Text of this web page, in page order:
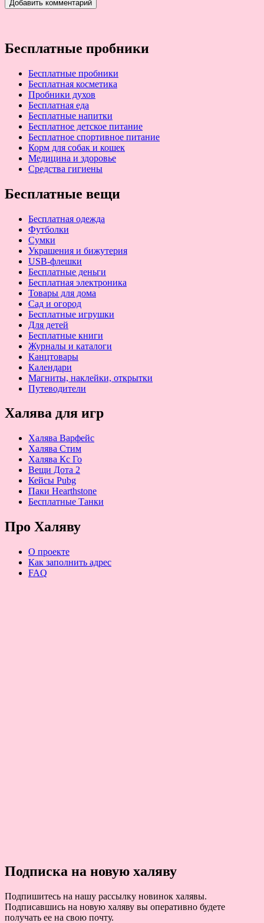
Бесплатные пробники
Бесплатные пробники
Бесплатная косметика
Пробники духов
Бесплатная еда
Бесплатные напитки
Бесплатное детское питание
Бесплатное спортивное питание
Корм для собак и кошек
Медицина и здоровье
Средства гигиены
Бесплатные вещи
Бесплатная одежда
Футболки
Сумки
Украшения и бижутерия
USB-флешки
Бесплатные деньги
Бесплатная электроника
Товары для дома
Сад и огород
Бесплатные игрушки
Для детей
Бесплатные книги
Журналы и каталоги
Канцтовары
Календари
Магниты, наклейки, открытки
Путеводители
Халява для игр
Халява Варфейс
Халява Стим
Халява Кс Го
Вещи Дота 2
Кейсы Pubg
Паки Hearthstone
Бесплатные Танки
Про Халяву
О проекте
Как заполнить адрес
FAQ
Подписка на новую халяву
Подпишитесь на нашу рассылку новинок халявы.
Подписавшись на новую халяву вы оперативно будете
получать ее на свою почту.